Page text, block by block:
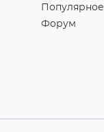
Популярное
Форум